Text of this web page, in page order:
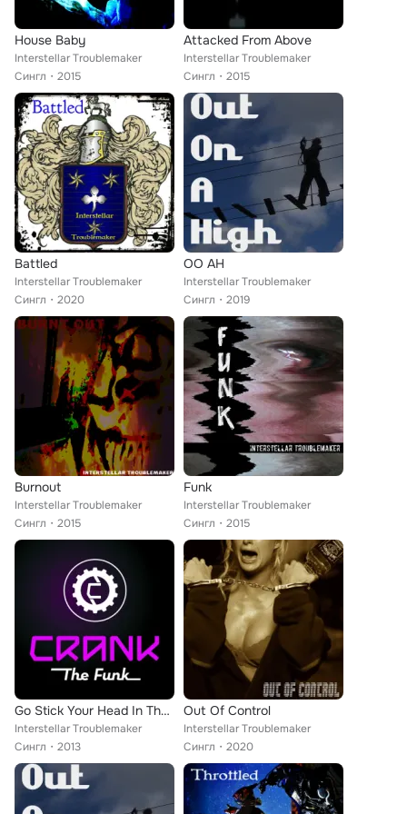
House Baby
Interstellar Troublemaker
Сингл
2015
Attacked From Above
Interstellar Troublemaker
Сингл
2015
Battled
Interstellar Troublemaker
Сингл
2020
OO AH
Interstellar Troublemaker
Сингл
2019
Burnout
Interstellar Troublemaker
Сингл
2015
Funk
Interstellar Troublemaker
Сингл
2015
Go Stick Your Head In That Speaker
Interstellar Troublemaker
Сингл
2013
Out Of Control
Interstellar Troublemaker
Сингл
2020